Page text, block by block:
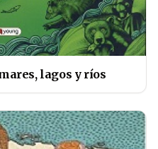
lagos y ríos